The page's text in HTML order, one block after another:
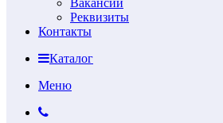
Реквизиты
Контакты
Каталог
Меню